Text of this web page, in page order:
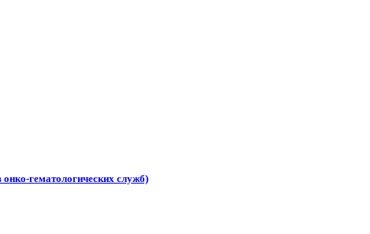
гематологических служб)